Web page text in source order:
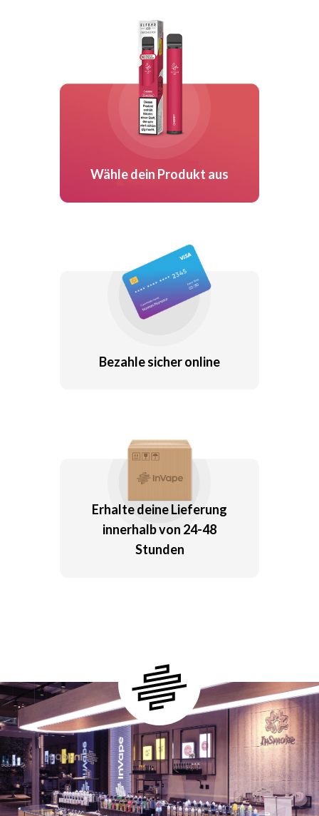
Wähle dein Produkt aus
Bezahle sicher online
Erhalte deine Lieferung
innerhalb von 24-48
Stunden